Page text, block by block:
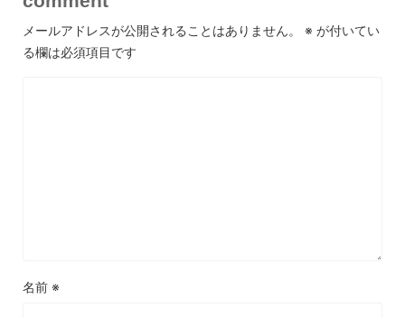
メールアドレスが公開されることはありません。 ※ が付いてい
る欄は必須項目です
名前 ※